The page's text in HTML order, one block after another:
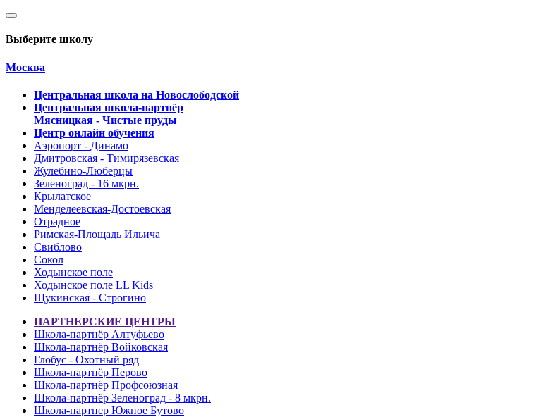
Выберите школу
Москва
Центральная школа на Новослободской
Центральная школа-партнёр
Мясницкая - Чистые пруды
Центр онлайн обучения
Аэропорт - Динамо
Дмитровская - Тимирязевская
Жулебино-Люберцы
Зеленоград - 16 мкрн.
Крылатское
Менделеевская-Достоевская
Отрадное
Римская-Площадь Ильича
Свиблово
Сокол
Ходынское поле
Ходынское поле LL Kids
Щукинская - Строгино
ПАРТНЕРСКИЕ ЦЕНТРЫ
Школа-партнёр Алтуфьево
Школа-партнёр Войковская
Глобус - Охотный ряд
Школа-партнёр Перово
Школа-партнёр Профсоюзная
Школа-партнёр Зеленоград - 8 мкрн.
Школа-партнер Южное Бутово